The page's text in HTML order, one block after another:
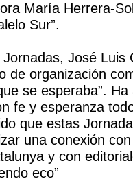
María Herrera-
Sur”.
José Luis
de organización
se esperaba”.
fe y esperanza
que estas
una conexión
y con
eco”